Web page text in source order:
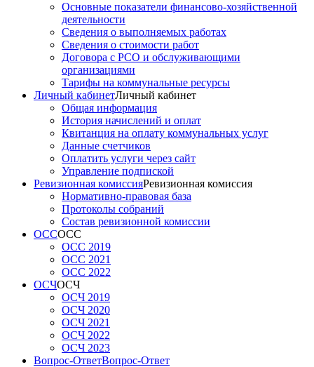
Основные показатели финансово-хозяйственной
деятельности
Сведения о выполняемых работах
Сведения о стоимости работ
Договора с РСО и обслуживающими
организациями
Тарифы на коммунальные ресурсы
Личный кабинетЛичный кабинет
Общая информация
История начислений и оплат
Квитанция на оплату коммунальных услуг
Данные счетчиков
Оплатить услуги через сайт
Управление подпиской
Ревизионная комиссияРевизионная комиссия
Нормативно-правовая база
Протоколы собраний
Состав ревизионной комиссии
ОССОСС
ОСС 2019
ОСС 2021
ОСС 2022
ОСЧОСЧ
ОСЧ 2019
ОСЧ 2020
ОСЧ 2021
ОСЧ 2022
ОСЧ 2023
Вопрос-ОтветВопрос-Ответ